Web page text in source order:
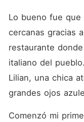
Lo bueno fue que
cercanas gracias
restaurante
italiano del
Lilian, una chica
grandes ojos
Comenzó mi